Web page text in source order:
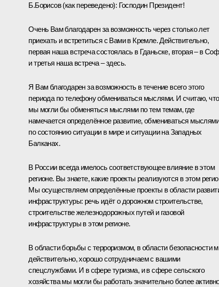
Б.Борисов (как переведено): Господин Президент!
Очень Вам благодарен за возможность через столько лет
приехать и встретиться с Вами в Кремле. Действительно,
первая наша встреча состоялась в Гданьске, вторая – в
и третья наша встреча – здесь.
Я Вам благодарен за возможность в течение всего этого
периода по телефону обмениваться мыслями. И считаю, что
мы могли бы обменяться мыслями по тем темам, где
намечается определённое развитие, обмениваться мыслями
по состоянию ситуации в мире и ситуации на Западных
Балканах.
В России всегда имелось соответствующее влияние в этом
регионе. Вы знаете, какие проекты реализуются в этом
Мы осуществляем определённые проекты в области
инфраструктуры: речь идёт о дорожном строительстве,
строительстве железнодорожных путей и газовой
инфраструктуры в этом регионе.
В области борьбы с терроризмом, в области безопасности
действительно, хорошо сотрудничаем с вашими
спецслужбами. И в сфере туризма, и в сфере сельского
хозяйства мы могли бы работать значительно более